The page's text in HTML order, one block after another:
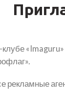
рекламные